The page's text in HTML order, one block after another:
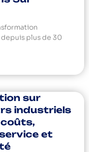
plus de 30
sur
industriels
coûts,
et